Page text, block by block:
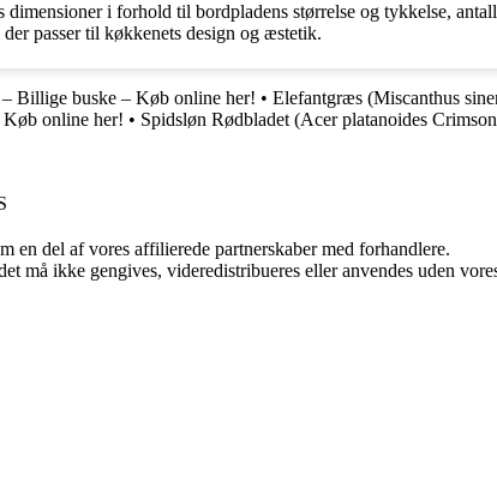
i forhold til bordpladens størrelse og tykkelse,
passer til køkkenets design og æstetik.
Billige buske – Køb online her! • Elefantgræs (Miscanthus
online her! • Spidsløn Rødbladet (Acer platanoides
en del af vores affilierede partnerskaber med forhandlere.
ikke gengives, videredistribueres eller anvendes uden